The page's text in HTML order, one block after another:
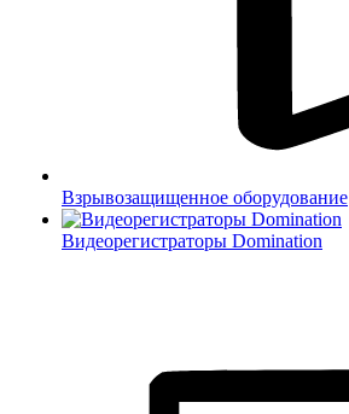
Взрывозащищенное оборудование
Видеорегистраторы Domination